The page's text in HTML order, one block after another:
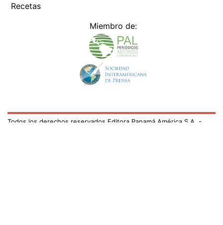
Recetas
Miembro de:
Todos los derechos reservados Editora Panamá América S.A. -